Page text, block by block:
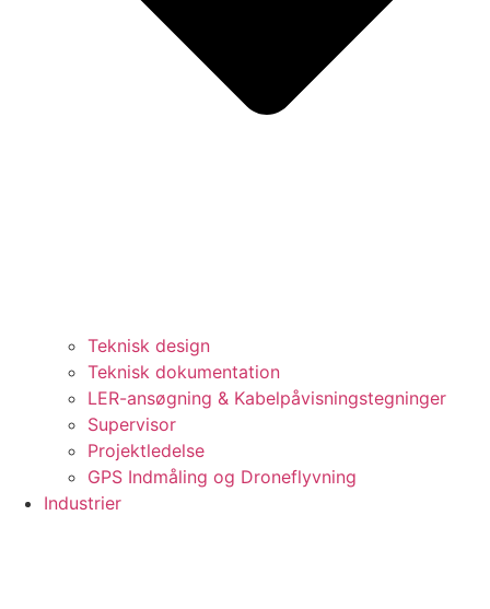
Teknisk design
Teknisk dokumentation
LER-ansøgning & Kabelpåvisningstegninger
Supervisor
Projektledelse
GPS Indmåling og Droneflyvning
Industrier